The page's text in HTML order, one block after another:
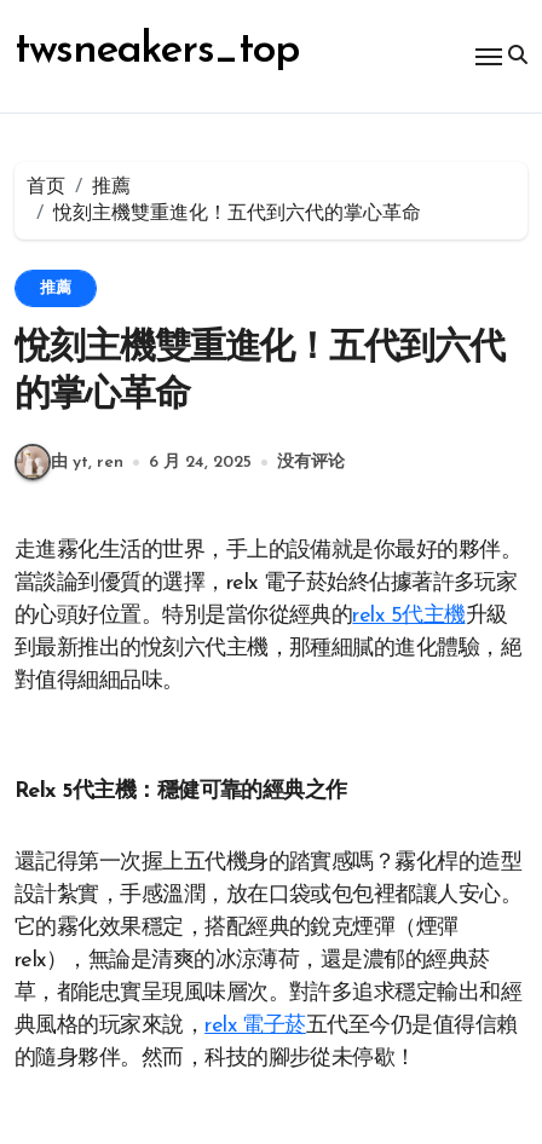
容
twsneakers_top
首页
推薦
悅刻主機雙重進化！五代到六代的掌心革命
推薦
悅刻主機雙重進化！五代到六代
的掌心革命
由 yt, ren 6 月 24, 2025 没有评论
走進霧化生活的世界，手上的設備就是你最好的夥伴。
當談論到優質的選擇，relx 電子菸始終佔據著許多玩家
的心頭好位置。特別是當你從經典的relx 5代主機升級
到最新推出的悅刻六代主機，那種細膩的進化體驗，絕
對值得細細品味。
Relx 5代主機：穩健可靠的經典之作
還記得第一次握上五代機身的踏實感嗎？霧化桿的造型
設計紮實，手感溫潤，放在口袋或包包裡都讓人安心。
它的霧化效果穩定，搭配經典的銳克煙彈（煙彈
relx），無論是清爽的冰涼薄荷，還是濃郁的經典菸
草，都能忠實呈現風味層次。對許多追求穩定輸出和經
典風格的玩家來說， relx 電子菸五代至今仍是值得信賴
的隨身夥伴。然而，科技的腳步從未停歇！